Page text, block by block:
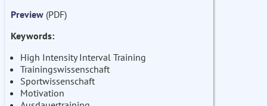
Preview (PDF)
Keywords:
High Intensity Interval Training
Trainingswissenschaft
Sportwissenschaft
Motivation